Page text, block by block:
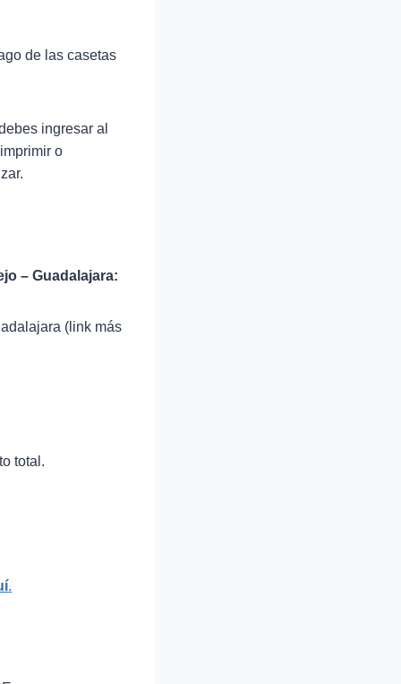
de las casetas
ingresar al
o
– Guadalajara:
(link más
total.
.